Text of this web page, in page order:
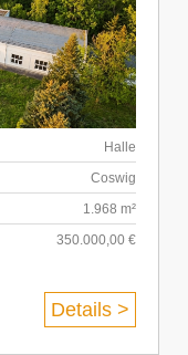
Halle
Coswig
1.968 m²
350.000,00 €
Details >